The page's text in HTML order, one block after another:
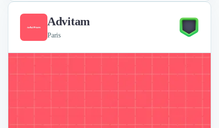
Advitam
Paris